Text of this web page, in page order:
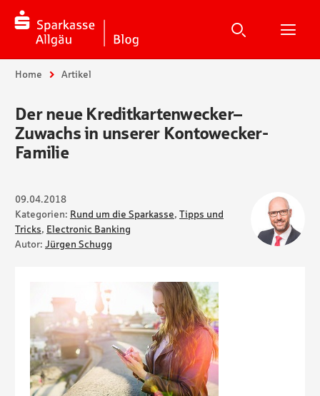
Suche
Suche
Sie sind hier:
Home Artikel
Der neue Kreditkartenwecker–
Zuwachs in unserer Kontowecker-
Familie
09.04.2018
Kategorien: Rund um die Sparkasse, Tipps und
Tricks, Electronic Banking
Autor: Jürgen Schugg